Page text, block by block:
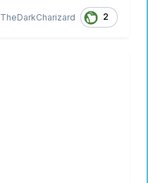
TheDarkCharizard 2